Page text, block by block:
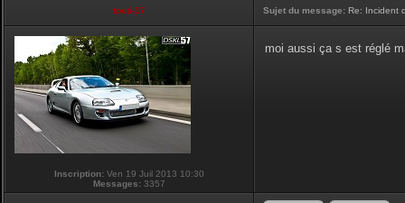
touti-17 Sujet du message: Re: Incident
Inscription: Ven 19 Juil 2013 10:30
Messages: 3357
moi aussi ça s est réglé